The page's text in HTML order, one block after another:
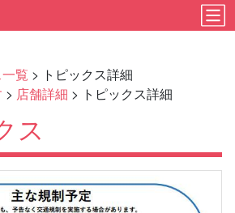
覧 > トピックス詳細
> 店舗詳細 > トピックス詳細
ス